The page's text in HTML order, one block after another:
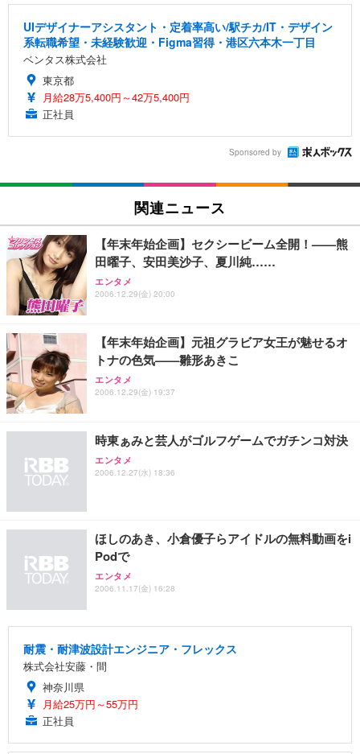
UIデザイナーアシスタント・定着率高い/駅チカ/IT・デザイン
系転職希望・未経験歓迎・Figma習得・港区六本木一丁目
ベンタス株式会社
東京都
月給28万5,400円～42万5,400円
正社員
Sponsored by
関連ニュース
【年末年始企画】セクシービーム全開！——熊
田曜子、安田美沙子、夏川純……
エンタメ
2006.12.29(金) 20:00
【年末年始企画】元祖グラビア女王が魅せるオ
トナの色気——雛形あきこ
エンタメ
2006.12.29(金) 19:37
時東ぁみと芸人がゴルフゲームでガチンコ対決
エンタメ
2006.12.27(水) 18:36
ほしのあき、小倉優子らアイドルの無料動画をi
Podで
エンタメ
2006.11.17(金) 16:28
耐震・耐津波設計エンジニア・フレックス
株式会社安藤・間
神奈川県
月給25万円～55万円
正社員